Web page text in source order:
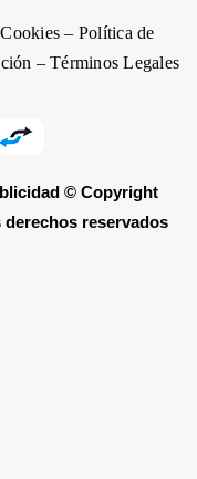
– Política de
–Términos Legales
© Copyright
reservados